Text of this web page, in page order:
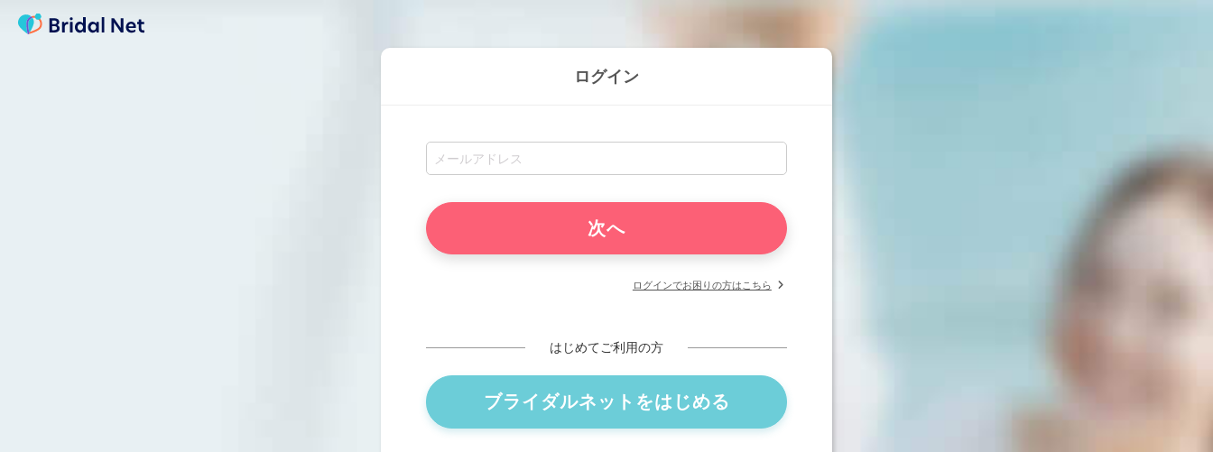
ログイン
ログインでお困りの方はこちら
はじめてご利用の方
ブライダルネットをはじめる